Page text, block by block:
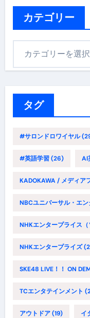
カテゴリー
タグ
#サロンドロワイヤル
#英語学習(26) AI
KADOKAWA / メディア
NBCユニバーサル・エ
NHKエンタープライス（
NHKエンタープライズ
SKE48 LIVE！！ ON
TCエンタテインメント
アウトドア(19) イ